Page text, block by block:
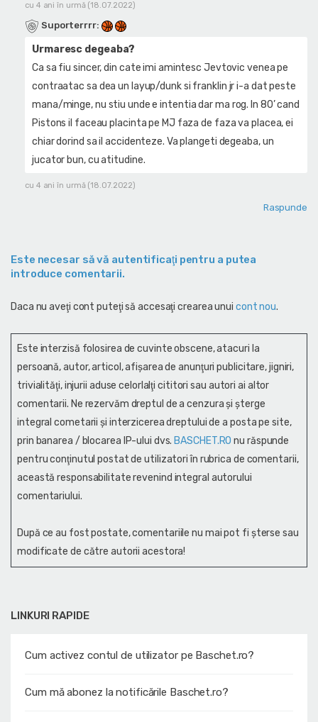
LINKURI RAPIDE
Cum activez contul de utilizator pe Baschet.ro?
Cum mă abonez la notificările Baschet.ro?
cu 4 ani în urmă (18.07.2022)
Suporterrrr:
Urmaresc degeaba?
Ca sa fiu sincer, din cate imi amintesc Jevtovic venea pe
contraatac sa dea un layup/dunk si franklin jr i-a dat peste
mana/minge, nu stiu unde e intentia dar ma rog. In 80’ cand
Pistons il faceau placinta pe MJ faza de faza va placea, ei
chiar dorind sa il accidenteze. Va plangeti degeaba, un
jucator bun, cu atitudine.
cu 4 ani în urmă (18.07.2022)
Raspunde
Este necesar să vă autentificaţi pentru a putea
introduce comentarii.
Daca nu aveţi cont puteţi să accesaţi crearea unui cont nou.
Este interzisă folosirea de cuvinte obscene, atacuri la
persoană, autor, articol, afişarea de anunţuri publicitare, jigniri,
trivialităţi, injurii aduse celorlalţi cititori sau autori ai altor
comentarii. Ne rezervăm dreptul de a cenzura și şterge
integral cometarii și interzicerea dreptului de a posta pe site,
prin banarea / blocarea IP-ului dvs. BASCHET.RO nu răspunde
pentru conţinutul postat de utilizatori în rubrica de comentarii,
această responsabilitate revenind integral autorului
comentariului.
După ce au fost postate, comentariile nu mai pot fi șterse sau
modificate de către autorii acestora!